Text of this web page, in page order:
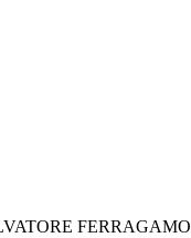
FERRAGAMO